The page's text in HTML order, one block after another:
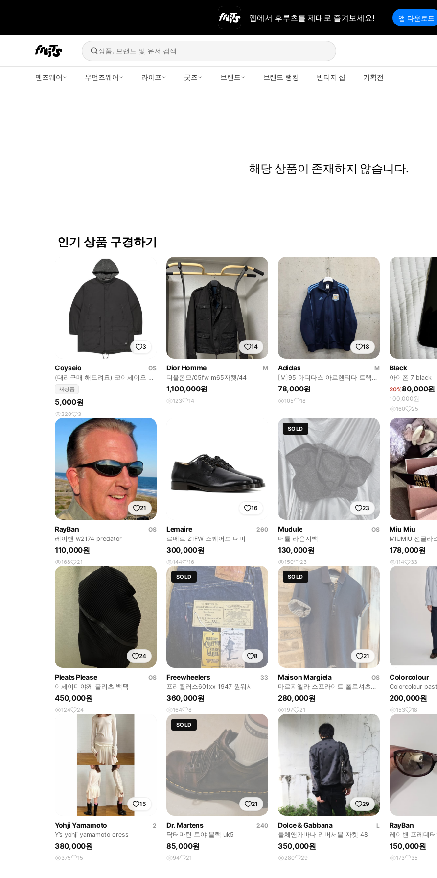
앱에서 후루츠를 제대로 즐겨보세요! 앱 다운로드
상품, 브랜드 및 유저 검색
맨즈웨어 우먼즈웨어 라이프 굿즈 브랜드 브랜드 랭킹 빈티지 샵 기획전
해당 상품이 존재하지 않습니다.
인기 상품 구경하기
3
Coyseio
OS
(대리구매 해드려요) 코이세이오 야
상 새상품
새상품
5,000원
220 3
14
Dior Homme
M
디올옴므/05fw m65자켓/44
1,100,000원
123 14
18
Adidas
M
[M]95 아디다스 아르헨티다 트랙탑
져지 자켓
78,000원
105 18
Black
아이폰 7 black
20%80,000원
100,000원
160 25
21
RayBan
OS
레이밴 w2174 predator
110,000원
168 21
16
Lemaire
260
르메르 21FW 스퀘어토 더비
300,000원
144 16
SOLD
23
Mudule
OS
머듈 라운지백
130,000원
150 23
Miu Miu
MIUMIU 선글라
용 / 블랙
178,000원
114 33
24
Pleats Please
OS
이세이미야케 플리츠 백팩
450,000원
124 24
SOLD
8
Freewheelers
33
프리휠러스601xx 1947 원워시
360,000원
164 8
SOLD
21
Maison Margiela
OS
마르지엘라 스프라이트 폴로셔츠
46
280,000원
197 21
Colorcolour
Colorcolour
200,000원
153 18
15
Yohji Yamamoto
2
Y’s yohji yamamoto dress
380,000원
375 15
SOLD
21
Dr. Martens
240
닥터마틴 토야 블랙 uk5
85,000원
94 21
29
Dolce & Gabbana
L
돌체앤가바나 리버서블 자켓 48
350,000원
280 29
RayBan
레이밴 프레데
발로라마 대디오
150,000원
173 35